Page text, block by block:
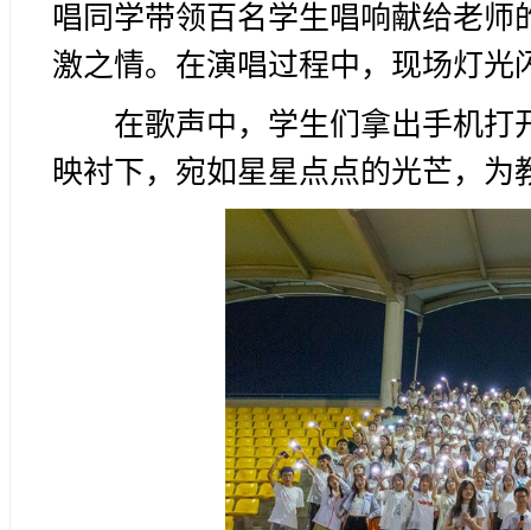
唱同学带领百名学生唱响献给老
激之情。在演唱过程中，现场灯
在歌声中，学生们拿出手机打
映衬下，宛如星星点点的光芒，为